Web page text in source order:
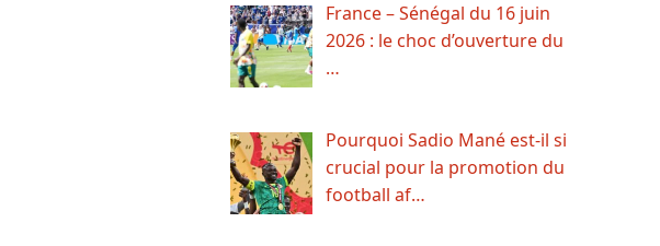
France – Sénégal du 16 juin
2026 : le choc d’ouverture du
…
Pourquoi Sadio Mané est-il si
crucial pour la promotion du
football af…